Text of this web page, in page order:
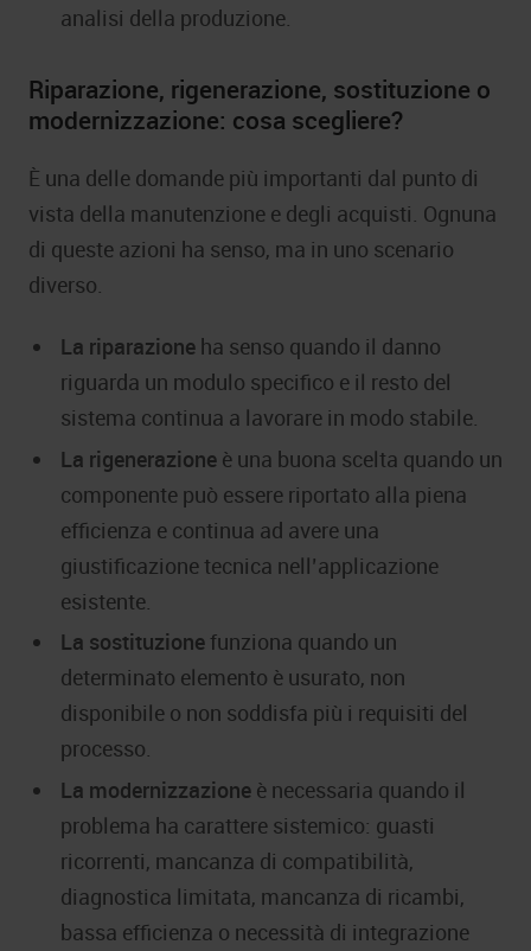
analisi della produzione.
Riparazione, rigenerazione, sostituzione o
modernizzazione: cosa scegliere?
È una delle domande più importanti dal punto di
vista della manutenzione e degli acquisti. Ognuna
di queste azioni ha senso, ma in uno scenario
diverso.
La riparazione ha senso quando il danno
riguarda un modulo specifico e il resto del
sistema continua a lavorare in modo stabile.
La rigenerazione è una buona scelta quando un
componente può essere riportato alla piena
efficienza e continua ad avere una
giustificazione tecnica nell’applicazione
esistente.
La sostituzione funziona quando un
determinato elemento è usurato, non
disponibile o non soddisfa più i requisiti del
processo.
La modernizzazione è necessaria quando il
problema ha carattere sistemico: guasti
ricorrenti, mancanza di compatibilità,
diagnostica limitata, mancanza di ricambi,
bassa efficienza o necessità di integrazione